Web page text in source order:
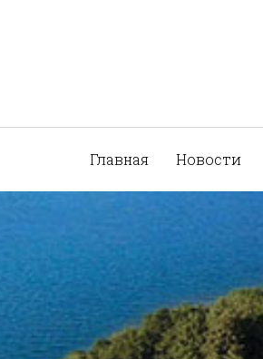
Главная Новости